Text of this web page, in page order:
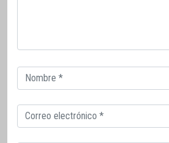
Correo
electrónico
Correo
electrónico